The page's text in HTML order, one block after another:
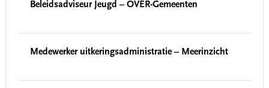
Beleidsadviseur Jeugd – OVER-Gemeenten
Medewerker uitkeringsadministratie – Meerinzicht